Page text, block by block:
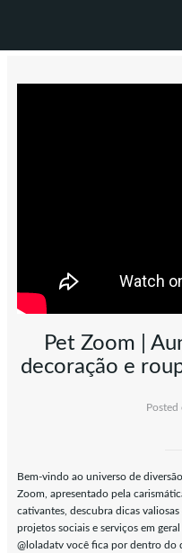
Pet Zoom |
decoração e
Bem-vindo ao universo de
Zoom, apresentado pela
cativantes, descubra dicas
projetos sociais e serviços em
@loladatv você fica por dentro do